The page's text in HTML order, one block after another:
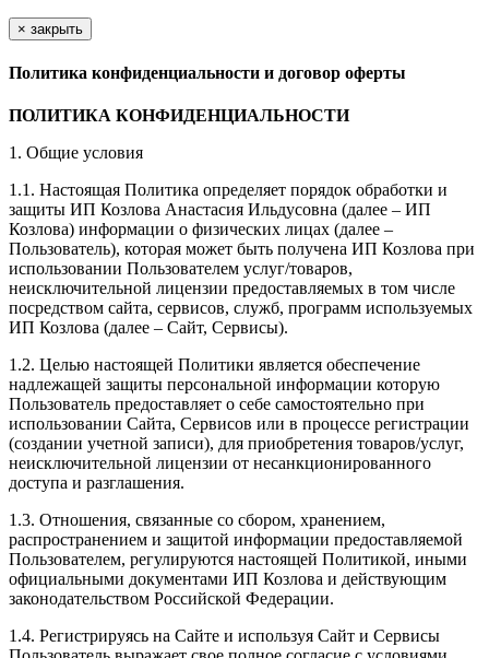
× закрыть
Политика конфиденциальности и договор оферты
ПОЛИТИКА КОНФИДЕНЦИАЛЬНОСТИ
1. Общие условия
1.1. Настоящая Политика определяет порядок обработки и
защиты ИП Козлова Анастасия Ильдусовна (далее – ИП
Козлова) информации о физических лицах (далее –
Пользователь), которая может быть получена ИП Козлова при
использовании Пользователем услуг/товаров,
неисключительной лицензии предоставляемых в том числе
посредством сайта, сервисов, служб, программ используемых
ИП Козлова (далее – Сайт, Сервисы).
1.2. Целью настоящей Политики является обеспечение
надлежащей защиты персональной информации которую
Пользователь предоставляет о себе самостоятельно при
использовании Сайта, Сервисов или в процессе регистрации
(создании учетной записи), для приобретения товаров/услуг,
неисключительной лицензии от несанкционированного
доступа и разглашения.
1.3. Отношения, связанные со сбором, хранением,
распространением и защитой информации предоставляемой
Пользователем, регулируются настоящей Политикой, иными
официальными документами ИП Козловa и действующим
законодательством Российской Федерации.
1.4. Регистрируясь на Сайте и используя Сайт и Сервисы